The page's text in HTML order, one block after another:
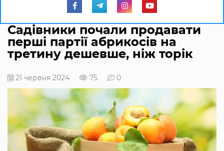
Садівники почали продавати
перші партії абрикосів на
третину дешевше, ніж торік
21 червня 2024 75 0